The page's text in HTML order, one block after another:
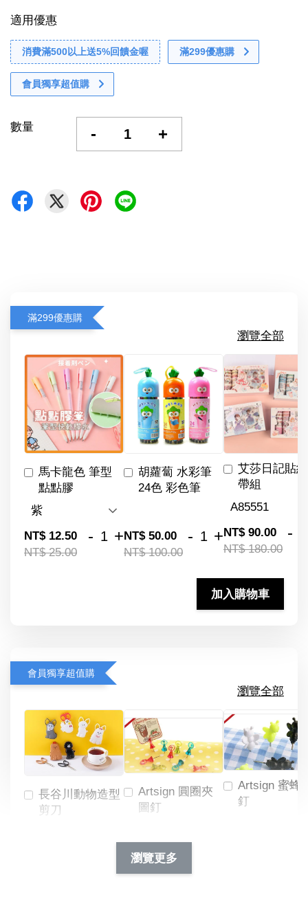
適用優惠
消費滿500以上送5%回饋金喔 滿299優惠購
會員獨享超值購
數量 - +
滿299優惠購
瀏覽全部
馬卡龍色 筆型
點點膠
NT$ 12.50
NT$ 25.00
- +
胡蘿蔔 水彩筆
24色 彩色筆
NT$ 50.00
NT$ 100.00
- +
艾莎日記貼
帶組
NT$ 90.00
NT$ 180.00
-
加入購物車
會員獨享超值購
瀏覽全部
長谷川動物造型
剪刀
Artsign 圓圈夾
圖釘
NT$ 19.00
NT$ 66.00
Artsign 蜜蜂
釘
瀏覽更多